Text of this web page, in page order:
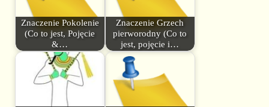
Znaczenie Pokolenie
(Co to jest, Pojęcie
&…
Znaczenie Grzech
pierworodny (Co to
jest, pojęcie i…